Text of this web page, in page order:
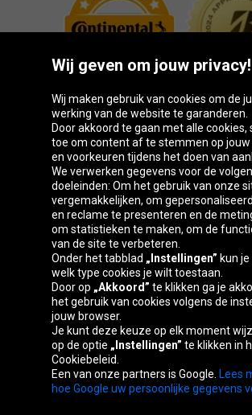
Oponeo-groep
Belgique
Česká
republika
Deutschland
España France Italia
Österreich
republika
Wij geven om jouw privacy!
Wij maken gebruik van cookies om de
werking van de website te garanderen.
Door akkoord te gaan met alle cookies,
toe om content af te stemmen op
en voorkeuren tijdens het doen van
We verwerken gegevens voor de
doeleinden: Om het gebruik van onze
vergemakkelijken, om
en reclame te presenteren en de
om statistieken te maken, om de
van de site te verbeteren.
Onder het tabblad „Instellingen” kun
welk type cookies je wilt toestaan.
Door op „Akkoord” te klikken ga je
het gebruik van cookies volgens de
jouw browser.
Je kunt deze keuze op elk moment
op de optie „Instellingen” te klikken in
Cookiebeleid.
Een van onze partners is Google. Lees
hoe Google uw persoonlijke gegevens